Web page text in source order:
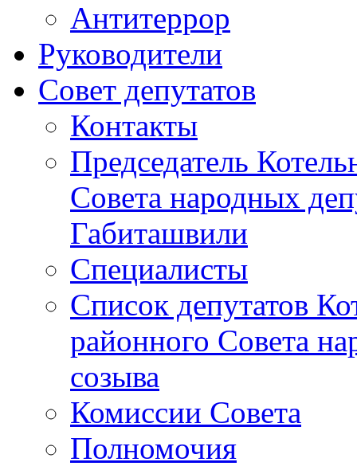
Антитеррор
Руководители
Совет депутатов
Контакты
Председатель
Совета народных
Габиташвили
Специалисты
Список депутатов
районного Совета
созыва
Комиссии Совета
Полномочия